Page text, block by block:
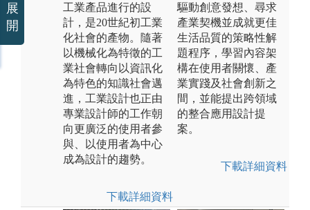
工業產品進行的設
計，是20世紀初工業
化社會的產物。隨著
以機械化為特徵的工
業社會轉向以資訊化
為特色的知識社會邁
進，工業設計也正由
專業設計師的工作朝
向更廣泛的使用者參
與、以使用者為中心
成為設計的趨勢。
下載詳細資料
驅動創意發想、尋求
產業契機並成就更佳
生活品質的策略性解
題程序，學習內容架
構在使用者關懷、產
業實踐及社會創新之
間，並能提出跨領域
的整合應用設計提
案。
下載詳細資料
展
開